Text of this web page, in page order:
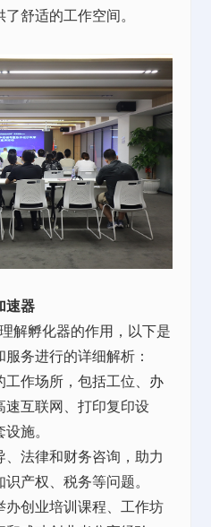
舒适的工作空间。
速器
解孵化器的作用，以下是
务进行的详细解析：
作场所，包括工位、 办
速互联网、打印复印设
设施。
法律和财务咨询，助力
产权、税务等问题。
办创业培训课程、工作坊